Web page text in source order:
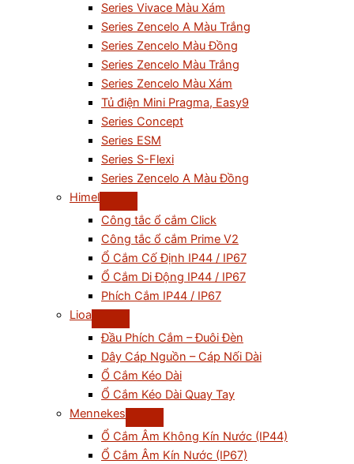
Series Vivace Màu Xám
Series Zencelo A Màu Trắng
Series Zencelo Màu Đồng
Series Zencelo Màu Trắng
Series Zencelo Màu Xám
Tủ điện Mini Pragma, Easy9
Series Concept
Series ESM
Series S-Flexi
Series Zencelo A Màu Đồng
Himel
Công tắc ổ cắm Click
Công tắc ổ cắm Prime V2
Ổ Cắm Cố Định IP44 / IP67
Ổ Cắm Di Động IP44 / IP67
Phích Cắm IP44 / IP67
Lioa
Đầu Phích Cắm – Đuôi Đèn
Dây Cáp Nguồn – Cáp Nối Dài
Ổ Cắm Kéo Dài
Ổ Cắm Kéo Dài Quay Tay
Mennekes
Ổ Cắm Âm Không Kín Nước (IP44)
Ổ Cắm Âm Kín Nước (IP67)